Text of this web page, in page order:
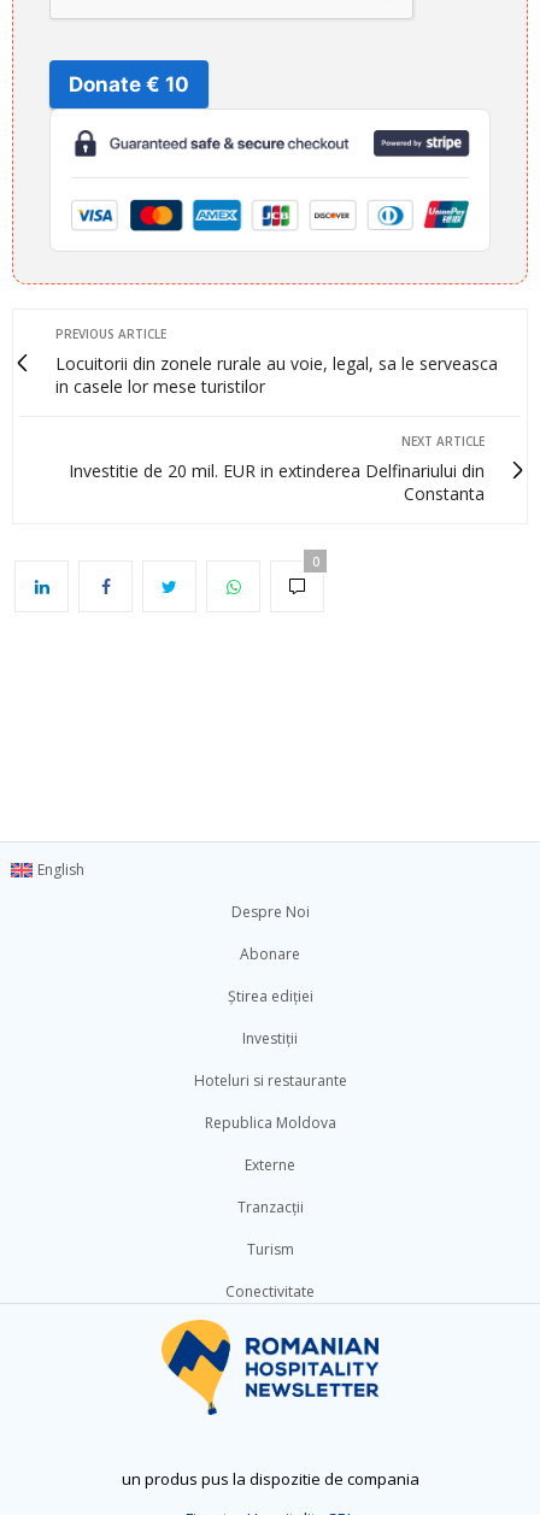
Donate € 10
PREVIOUS ARTICLE
Locuitorii din zonele rurale au voie, legal, sa le serveasca
in casele lor mese turistilor
NEXT ARTICLE
Investitie de 20 mil. EUR in extinderea Delfinariului din
Constanta
0
English
Despre Noi
Abonare
Știrea ediției
Investiții
Hoteluri si restaurante
Republica Moldova
Externe
Tranzacții
Turism
Conectivitate
un produs pus la dispozitie de compania